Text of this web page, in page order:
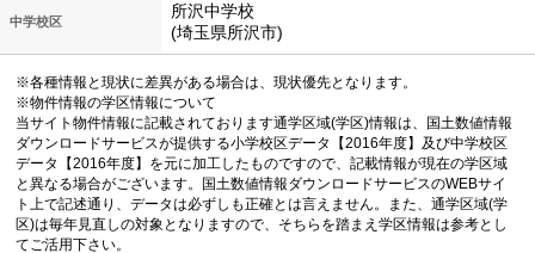
中学校区
所沢中学校
(埼玉県所沢市)
※各種情報と現状に差異がある場合は、現状優先となります。
※物件情報の学区情報について
当サイト物件情報に記載されております通学区域(学区)情報は、国土数値情報
ダウンロードサービスが提供する小学校区データ【2016年度】及び中学校区
データ【2016年度】を元に加工したものですので、記載情報が現在の学区域
と異なる場合がございます。国土数値情報ダウンロードサービスのWEBサイ
ト上で記述通り、データは必ずしも正確とは言えません。また、通学区域(学
区)は毎年見直しの対象となりますので、そちらを踏まえ学区情報は参考とし
てご活用下さい。